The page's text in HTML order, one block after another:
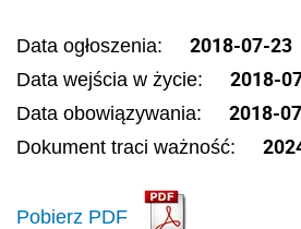
Data ogłoszenia: 2018-07-23
Data wejścia w życie: 2018-
Data obowiązywania: 2018-
Dokument traci ważność:
Pobierz PDF